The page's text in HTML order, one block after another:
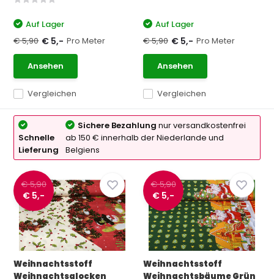
Vergleichen
Auf Lager
€ 5,90 € 5,- Pro Meter
Ansehen
Vergleichen
Auf Lager
€ 5,90 € 5,- Pro Meter
Ansehen
Schnelle
Lieferung
Sichere Bezahlung nur versandkostenfrei
ab 150 € innerhalb der Niederlande und
Belgiens
€ 5,90
€ 5,-
Weihnachtsstoff
Weihnachtsglocken
€ 5,90
€ 5,-
Weihnachtsstoff
Weihnachtsbäume Grün